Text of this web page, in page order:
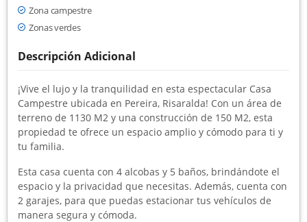
Zona campestre
Zonas verdes
Descripción Adicional
¡Vive el lujo y la tranquilidad en esta espectacular Casa
Campestre ubicada en Pereira, Risaralda! Con un área de
terreno de 1130 M2 y una construcción de 150 M2, esta
propiedad te ofrece un espacio amplio y cómodo para ti y
tu familia.
Esta casa cuenta con 4 alcobas y 5 baños, brindándote el
espacio y la privacidad que necesitas. Además, cuenta con
2 garajes, para que puedas estacionar tus vehículos de
manera segura y cómoda.